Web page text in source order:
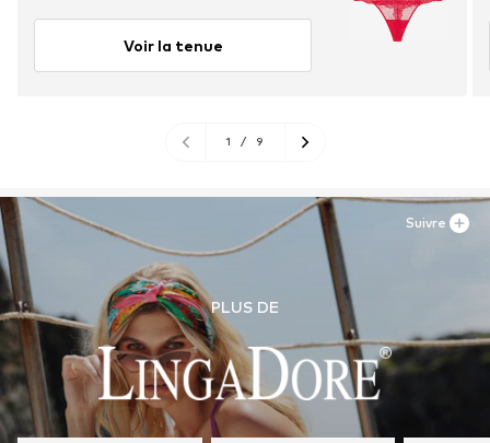
Voir la tenue
1 / 9
PLUS DE
Suivre